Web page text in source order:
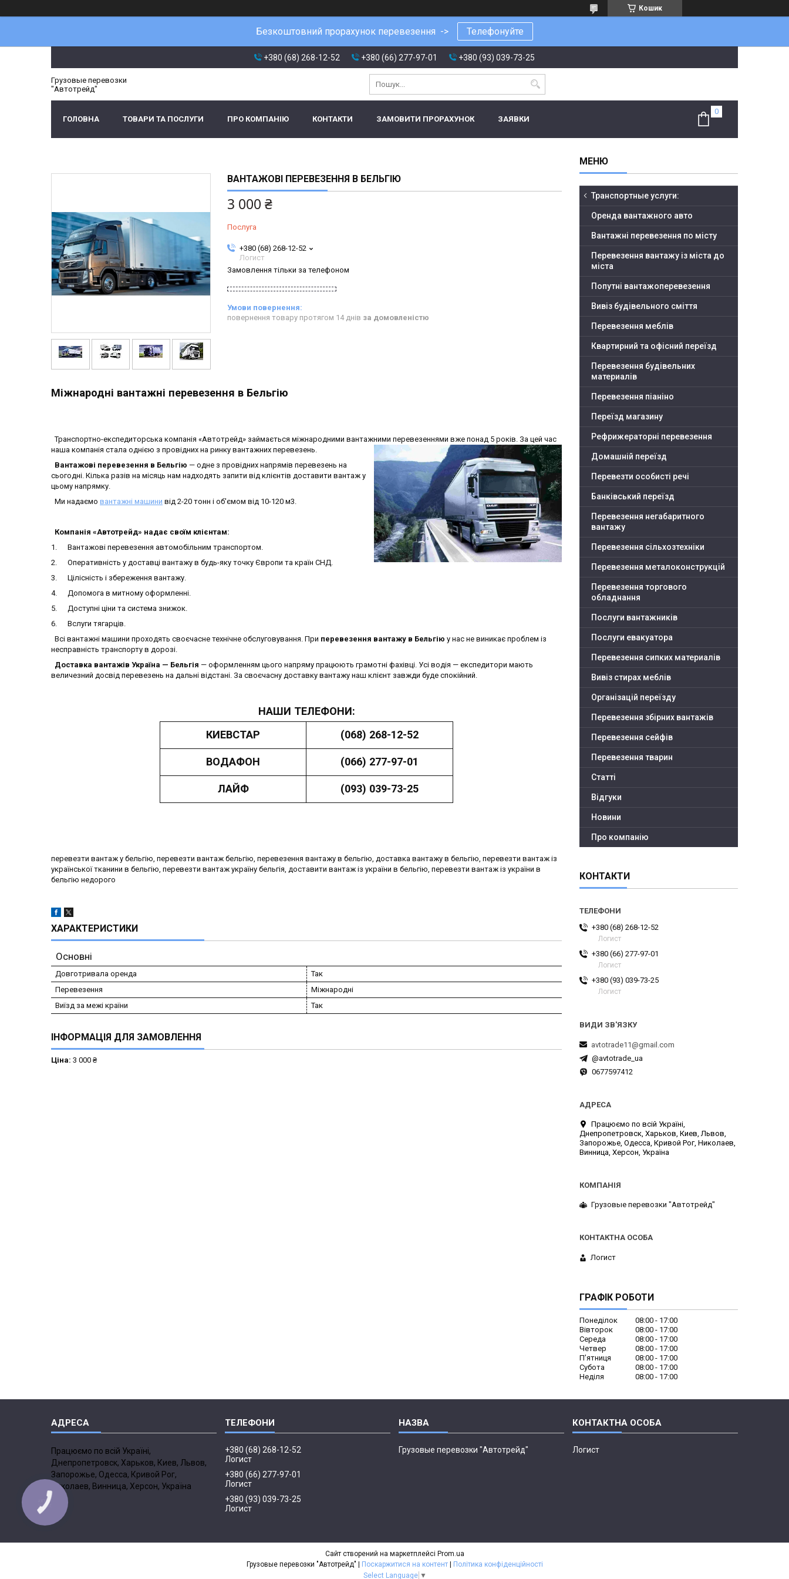
Кошик
Безкоштовний прорахунок перевезення -> Телефонуйте
+380 (68) 268-12-52 +380 (66) 277-97-01 +380 (93) 039-73-25
Грузовые перевозки
"Автотрейд"
ГОЛОВНА ТОВАРИ ТА ПОСЛУГИ ПРО КОМПАНІЮ КОНТАКТИ ЗАМОВИТИ ПРОРАХУНОК ЗАЯВКИ
ВАНТАЖОВІ ПЕРЕВЕЗЕННЯ В БЕЛЬГІЮ
3 000 ₴
Послуга
+380 (68) 268-12-52
Логист
Замовлення тільки за телефоном
повернення товару протягом 14 днів за домовленістю
Міжнародні вантажні перевезення в Бельгію
Транспортно-експедиторська компанія «Автотрейд» займається міжнародними вантажними перевезеннями вже понад 5 років. За цей час
наша компанія стала однією з провідних на ринку вантажних перевезень.
Вантажові перевезення в Бельгію — одне з провідних напрямів перевезень на
сьогодні. Кілька разів на місяць нам надходять запити від клієнтів доставити вантаж у
цьому напрямку.
Ми надаємо вантажні машини від 2-20 тонн і об'ємом від 10-120 м3.
Компанія «Автотрейд» надає своїм клієнтам:
1. Вантажові перевезення автомобільним транспортом.
2. Оперативність у доставці вантажу в будь-яку точку Європи та країн СНД.
3. Цілісність і збереження вантажу.
4. Допомога в митному оформленні.
5. Доступні ціни та система знижок.
6. Вслуги тягарців.
Всі вантажні машини проходять своєчасне технічне обслуговування. При перевезення вантажу в Бельгію у нас не виникає проблем із
несправність транспорту в дорозі.
Доставка вантажів Україна — Бельгія — оформленням цього напряму працюють грамотні фахівці. Усі водія — експедитори мають
величезний досвід перевезень на дальні відстані. За своєчасну доставку вантажу наш клієнт завжди буде спокійний.
НАШИ ТЕЛЕФОНИ:
КИЕВСТАР
(068) 268-12-52
ВОДАФОН (066) 277-97-01
ЛАЙФ (093) 039-73-25
перевезти вантаж у бельгію, перевезти вантаж бельгію, перевезення вантажу в бельгію, доставка вантажу в бельгію, перевезти вантаж із
української тканини в бельгію, перевезти вантаж україну бельгія, доставити вантаж із україни в бельгію, перевезти вантаж із україни в
бельгію недорого
ХАРАКТЕРИСТИКИ
Основні
Довготривала оренда
Так
Перевезення
Міжнародні
Виїзд за межі країни
Так
ІНФОРМАЦІЯ ДЛЯ ЗАМОВЛЕННЯ
Ціна: 3 000 ₴
Транспортные услуги:
Оренда вантажного авто
Вантажні перевезення по місту
Перевезення вантажу із міста до
міста
Попутні вантажоперевезення
Вивіз будівельного сміття
Перевезення меблів
Квартирний та офісний переїзд
Перевезення будівельних
материалів
Перевезення піаніно
Переїзд магазину
Рефрижераторні перевезення
Домашній переїзд
Перевезти особисті речі
Банківський переїзд
Перевезення негабаритного
вантажу
Перевезення сільхозтехніки
Перевезення металоконструкцій
Перевезення торгового
обладнання
Послуги вантажників
Послуги евакуатора
Перевезення сипких материалів
Вивіз стирах меблів
Організацій переїзду
Перевезення збірних вантажів
Перевезення сейфів
Перевезення тварин
Статті
Відгуки
Новини
Про компанію
КОНТАКТИ
+380 (68) 268-12-52
Логист
+380 (66) 277-97-01
Логист
+380 (93) 039-73-25
Логист
avtotrade11@gmail.com
@avtotrade_ua
0677597412
Працюємо по всій Україні,
Днепропетровск, Харьков, Киев, Львов,
Запорожье, Одесса, Кривой Рог, Николаев,
Винница, Херсон, Україна
Грузовые перевозки "Автотрейд"
Логист
ГРАФІК РОБОТИ
Понеділок 08:00
17:00
Вівторок
08:00
17:00
Середа
08:00
17:00
Четвер
08:00
17:00
Пʼятниця
08:00
17:00
Субота
08:00
17:00
Неділя
08:00 17:00
Працюємо по всій Україні,
Днепропетровск, Харьков, Киев, Львов,
Запорожье, Одесса, Кривой Рог,
Николаев, Винница, Херсон, Україна
+380 (68) 268-12-52
Логист
+380 (66) 277-97-01
Логист
+380 (93) 039-73-25
Логист
Грузовые перевозки "Автотрейд" Логист
Сайт створений на маркетплейсі Prom.ua
Поскаржитися на контент
Політика конфіденційності
Select Language ▼
КНОПКА
ЗВ'ЯЗКУ